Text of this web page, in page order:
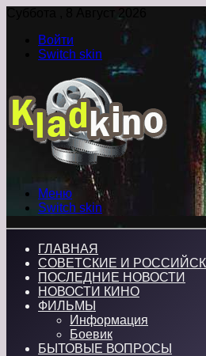
Суббота , 8 Август 2026
Войти
Switch skin
Меню
Switch skin
ГЛАВНАЯ
СОВЕТСКИЕ И
ПОСЛЕДНИЕ НОВОСТИ
НОВОСТИ КИНО
ФИЛЬМЫ
Информация
Боевик
БЫТОВЫЕ ВОПРОСЫ